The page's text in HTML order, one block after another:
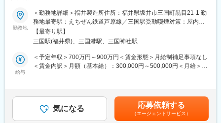
基本設計→（詳細設計）→客先評価→完成図書
※詳細設計は外部に委託しております。
■組織構成：
す。20代から50代まで幅広い年齢の方がご活躍されてます。
◆職務内容：
主要製造拠点の一つである福井製造所で、品質保証業務（特に計
装、品質規格）を担当していただきます。
（詳細）
（1） 公共規格や顧客規格に従う品質マネジメントシステムの改
善・構築
（2） 各種認証規格に対する外部審査機関､顧客の監査受審準備、
対応
（3） 社内各部門の品質管理方法の改善や助言活動
勤務地
＜勤務地詳細＞福井製造所住所：福井県坂井市三国町黒目21-1 勤
務地最寄駅：えちぜん鉄道芦原線／三国駅受動喫煙対策：屋内喫
煙可能場所あり変更の範囲：会社の定める事業所
【最寄り駅】
三国駅(福井県)、三国港駅、三国神社駅
給与
＜予定年収＞700万円～900万円＜賃金形態＞月給制補足事項なし
＜賃金内訳＞月額（基本給）：300,000円～500,000円＜月給＞
量労働制）での採用となる可能性もございます。（選考過程で決
定いたします）残業代なし、休憩時間60分■昇給年1回(4月)、賞与
年2回(6月･12月)賃金はあくまでも目安の金額であり、選考を通じ
気になる 応募依頼する
（エージェントサービス）